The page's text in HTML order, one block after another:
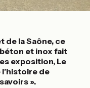
de la Saône, ce
et inox fait
exposition, Le
de
».